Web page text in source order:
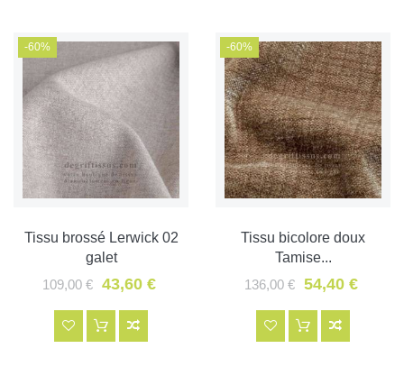
-60%
Tissu brossé Lerwick 02
galet
109,00 €
43,60 €
-60%
Tissu bicolore doux
Tamise...
136,00 €
54,40 €